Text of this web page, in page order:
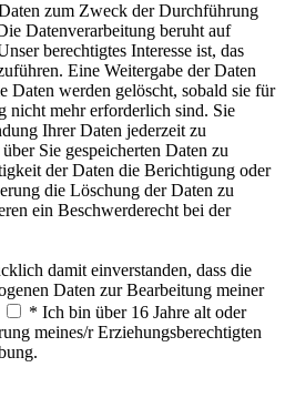
zum Zweck der Durchführung
Datenverarbeitung beruht auf
berechtigtes Interesse ist, das
Eine Weitergabe der Daten
Daten werden gelöscht, sobald sie für
nicht mehr erforderlich sind. Sie
Ihrer Daten jederzeit zu
Sie gespeicherten Daten zu
der Daten die Berichtigung oder
die Löschung der Daten zu
ein Beschwerderecht bei der
damit einverstanden, dass die
Daten zur Bearbeitung meiner
* Ich bin über 16 Jahre alt oder
meines/r Erziehungsberechtigten